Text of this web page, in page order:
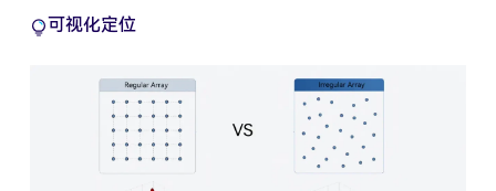
可视化定位